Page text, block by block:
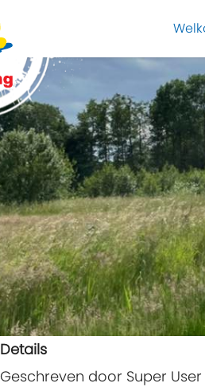
Details
Geschreven door Super User